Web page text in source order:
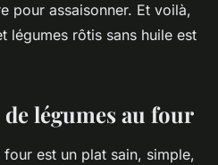
pour assaisonner. Et voilà,
légumes rôtis sans huile est
de légumes au four
est un plat sain, simple,